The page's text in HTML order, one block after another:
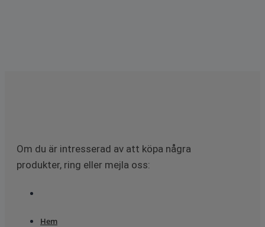
Om du är intresserad av att köpa några
produkter, ring eller mejla oss:
Hem